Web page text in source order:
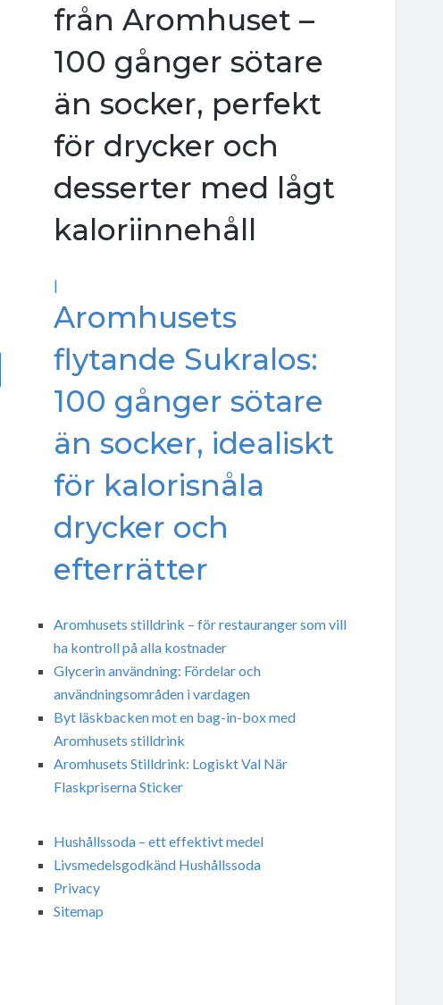
från Aromhuset –
100 gånger sötare
än socker, perfekt
för drycker och
desserter med lågt
kaloriinnehåll
|
Aromhusets
flytande Sukralos:
100 gånger sötare
än socker, idealiskt
för kalorisnåla
drycker och
efterrätter
Aromhusets stilldrink – för restauranger som vill
ha kontroll på alla kostnader
Glycerin användning: Fördelar och
användningsområden i vardagen
Byt läskbacken mot en bag-in-box med
Aromhusets stilldrink
Aromhusets Stilldrink: Logiskt Val När
Flaskpriserna Sticker
Hushållssoda – ett effektivt medel
Livsmedelsgodkänd Hushållssoda
Privacy
Sitemap